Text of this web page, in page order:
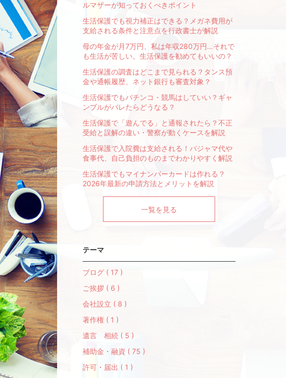
ルマザーが知っておくべきポイント
生活保護でも視力補正はできる？メガネ費用が
支給される条件と注意点を行政書士が解説
母の年金が月7万円、私は年収280万円…それで
も生活が苦しい。生活保護を勧めてもいいの？
生活保護の調査はどこまで見られる？タンス預
金や通帳履歴、ネット銀行も審査対象？
生活保護でもパチンコ・競馬はしていい？ギャ
ンブルがバレたらどうなる？
生活保護で「遊んでる」と通報されたら？不正
受給と誤解の違い・警察が動くケースを解説
生活保護で入院費は支給される！パジャマ代や
食事代、自己負担のものまでわかりやすく解説
生活保護でもマイナンバーカードは作れる？
2026年最新の申請方法とメリットを解説
一覧を見る
テーマ
ブログ ( 17 )
ご挨拶 ( 6 )
会社設立 ( 8 )
著作権 ( 1 )
遺言 相続 ( 5 )
補助金・融資 ( 75 )
許可・届出 ( 1 )